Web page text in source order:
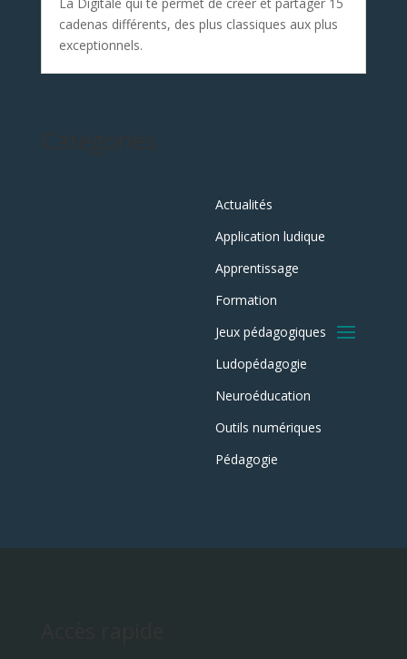
La Digitale qui te permet de créer et partager 15
cadenas différents, des plus classiques aux plus
exceptionnels.
Actualités
Application ludique
Apprentissage
Formation
Jeux pédagogiques
Ludopédagogie
Neuroéducation
Outils numériques
Pédagogie